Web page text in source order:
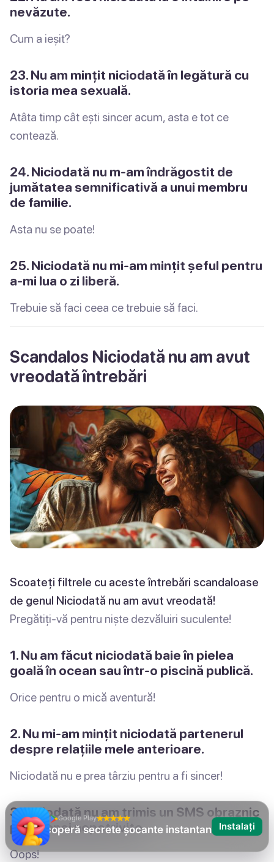
nevăzute.
Cum a ieșit?
23. Nu am mințit niciodată în legătură cu
istoria mea sexuală.
Atâta timp cât ești sincer acum, asta e tot ce
contează.
24. Niciodată nu m-am îndrăgostit de
jumătatea semnificativă a unui membru
de familie.
Asta nu se poate!
25. Niciodată nu mi-am mințit șeful pentru
a-mi lua o zi liberă.
Trebuie să faci ceea ce trebuie să faci.
Scandalos Niciodată nu am avut
vreodată întrebări
Scoateți filtrele cu aceste întrebări scandaloase
de genul Niciodată nu am avut vreodată!
Pregătiți-vă pentru niște dezvăluiri suculente!
1. Nu am făcut niciodată baie în pielea
goală în ocean sau într-o piscină publică.
Orice pentru o mică aventură!
2. Nu mi-am mințit niciodată partenerul
despre relațiile mele anterioare.
Niciodată nu e prea târziu pentru a fi sincer!
3. Niciodată nu am trimis un SMS obraznic
persoanei nepotrivite.
Oops!
Google Play
Niciodată nu am Instalați